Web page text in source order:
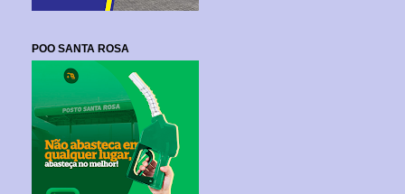
POO SANTA ROSA